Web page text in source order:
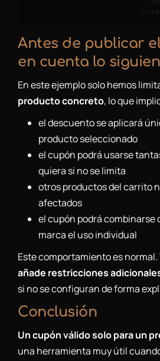
Antes de publicar
en cuenta lo
En este ejemplo solo hemos
producto concreto, lo que
el descuento se aplicará
producto seleccionado
el cupón podrá usarse
quiera si no se limita
otros productos del carrito
afectados
el cupón podrá combinarse
marca el uso individual
Este comportamiento es
añade restricciones
si no se configuran de forma
Conclusión
Un cupón válido solo para un
una herramienta muy útil